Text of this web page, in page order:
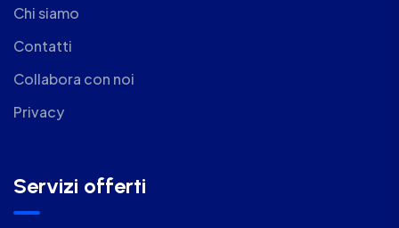
Chi siamo
Contatti
Collabora con noi
Privacy
Servizi offerti